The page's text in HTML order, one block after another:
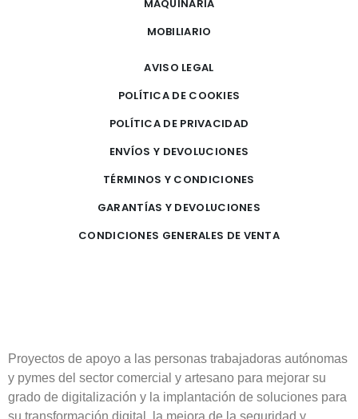
MAQUINARIA
MOBILIARIO
AVISO LEGAL
POLÍTICA DE COOKIES
POLÍTICA DE PRIVACIDAD
ENVÍOS Y DEVOLUCIONES
TÉRMINOS Y CONDICIONES
GARANTÍAS Y DEVOLUCIONES
CONDICIONES GENERALES DE VENTA
Proyectos de apoyo a las personas trabajadoras autónomas
y pymes del sector comercial y artesano para mejorar su
grado de digitalización y la implantación de soluciones para
su transformación digital, la mejora de la seguridad y